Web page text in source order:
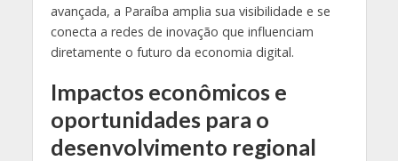
avançada, a Paraíba amplia sua visibilidade e se
conecta a redes de inovação que influenciam
diretamente o futuro da economia digital.
Impactos econômicos e
oportunidades para o
desenvolvimento regional